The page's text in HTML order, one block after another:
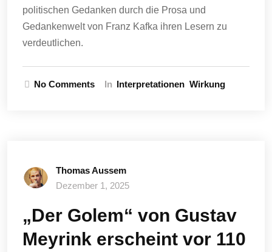
politischen Gedanken durch die Prosa und
Gedankenwelt von Franz Kafka ihren Lesern zu
verdeutlichen.
No Comments In Interpretationen Wirkung
Thomas Aussem
Dezember 1, 2025
„Der Golem“ von Gustav
Meyrink erscheint vor 110